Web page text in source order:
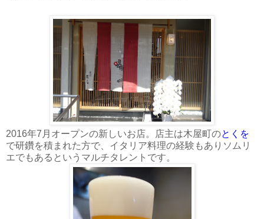
2016年7月オープンの新しいお店。店主は木屋町のとくを
で研鑽を積まれた方で、イタリア料理の経験もありソムリ
エでもあるというマルチタレントです。